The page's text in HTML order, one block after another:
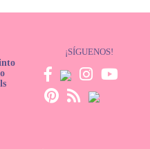
¡SÍGUENOS!